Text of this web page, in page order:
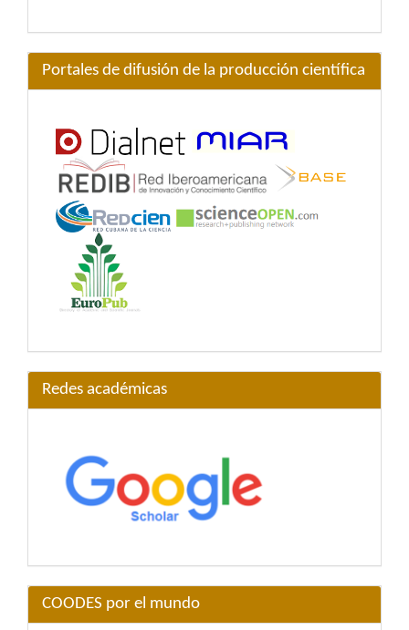
Portales de difusión de la producción científica
Redes académicas
COODES por el mundo